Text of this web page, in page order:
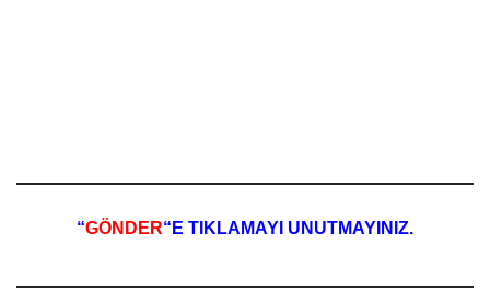
“GÖNDER“E TIKLAMAYI UNUTMAYINIZ.